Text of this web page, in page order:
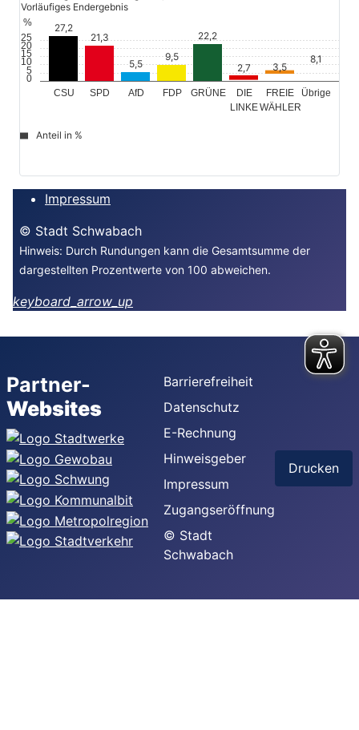
0
5
10
15
20
25
%
CSU SPD AfD FDP
DIE
LINKE
FREIE
WÄHLER
27,2
5,5
9,5
2,7 3,5
8,1
Impressum
© Stadt Schwabach
Hinweis: Durch Rundungen kann die Gesamtsumme der
dargestellten Prozentwerte von 100 abweichen.
keyboard_arrow_up
Partner-
Websites
Barrierefreiheit
Datenschutz
E-Rechnung
Hinweisgeber
Impressum
Zugangseröffnung
© Stadt
Schwabach
Drucken